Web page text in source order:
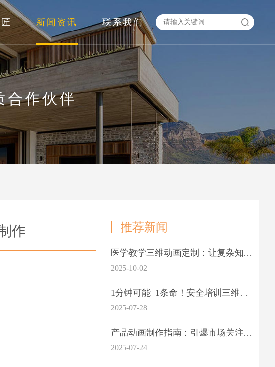
新闻资讯 联系我们
合作伙伴
作 推荐新闻
医学教学三维动画定制：让复杂知识一目了
2025-10-02
1分钟可能=1条命！安全培训三维动画制作成本效益深度拆解
2025-07-28
产品动画制作指南：引爆市场关注的视觉引擎
2025-07-24